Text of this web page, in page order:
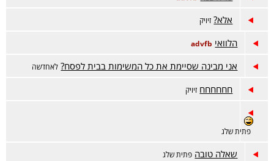
אלא? זיויק
הלוואי advfb
אני מבינה שסיימת את כל המשימות בבית לפסח? לאחדשה
חחחחחח זיויק
פתית שלג
שאלה טובה פתית שלג